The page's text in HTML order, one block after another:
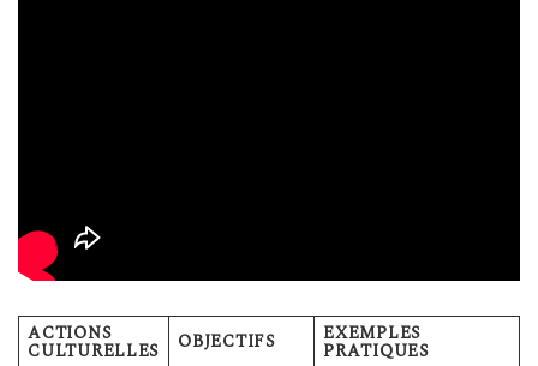
ACTIONS
CULTURELLES OBJECTIFS EXEMPLES
PRATIQUES